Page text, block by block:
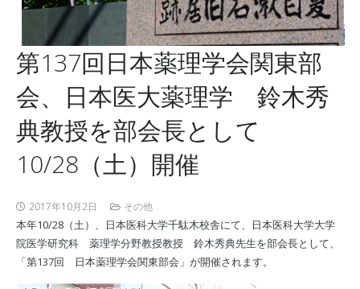
第137回日本薬理学会関東部
会、日本医大薬理学 鈴木秀
典教授を部会長として
10/28（土）開催
2017年10月2日 その他
本年10/28（土）、日本医科大学千駄木校舎にて、日本医科大学大学
院医学研究科 薬理学分野教授教授 鈴木秀典先生を部会長として、
「第137回 日本薬理学会関東部会」が開催されます。